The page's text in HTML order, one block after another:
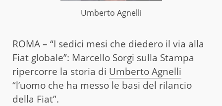
Umberto Agnelli
ROMA – “I sedici mesi che diedero il via alla
Fiat globale”: Marcello Sorgi sulla Stampa
ripercorre la storia di Umberto Agnelli
“l’uomo che ha messo le basi del rilancio
della Fiat”.